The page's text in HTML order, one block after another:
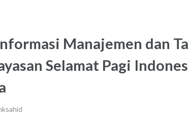
Manajemen dan
Selamat Pagi